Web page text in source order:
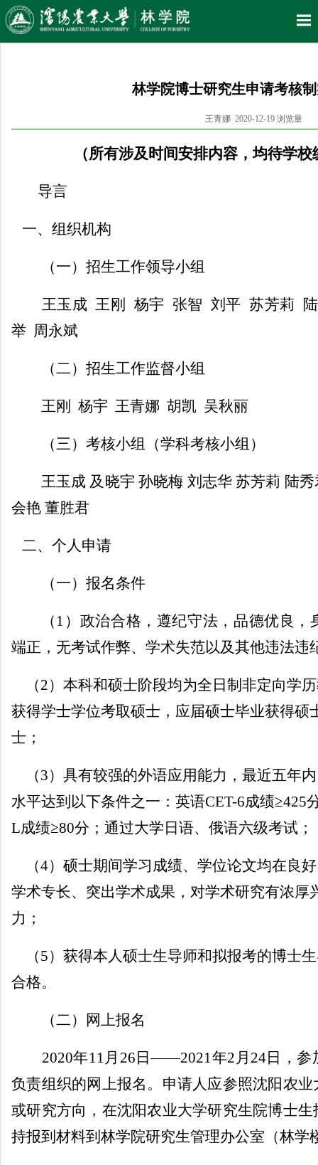
林学院博士研究生申请考核
王青娜 2020-12-19 浏览量
（所有涉及时间安排内容，均待学
导言
一、组织机构
（一）招生工作领导小组
王玉成 王刚 杨宇 张智 刘平 苏芳莉
举 周永斌
（二） 招生工作监督小组
王刚 杨宇 王青娜 胡凯 吴秋丽
（三） 考核小组（学科考核小组）
王玉成 及晓宇 孙晓梅 刘志华 苏芳莉 陆
会艳 董胜君
二、个人申请
（一）报名条件
（ 1 ） 政治合格，遵纪守法，品德优良，
端正，无考试作弊、学术失范以及其他违法违
（2）本科和硕士阶段均为全日制非定向学
获得学士学位考取硕士，应届硕士毕业获得硕
士；
（3）具有较强的外语应用能力，最近五年
水平达到以下条件之一：英语CET-6成绩≥425
L成绩≥80分；通过大学日语、俄语六级考试；
（4）硕士期间学习成绩、学位论文均在良
学术专长、突出学术成果，对学术研究有浓厚
力；
（5）获得本人硕士生导师和拟报考的博士
合格。
（二）网上报名
2020年11月 26 日——2021年2 月 24日，参
负责组织的网上报名。申请人应参照沈阳农
或研究方向，在沈阳农业大学研究生院博士
持报到材料到林学院研究生管理办公室（林学